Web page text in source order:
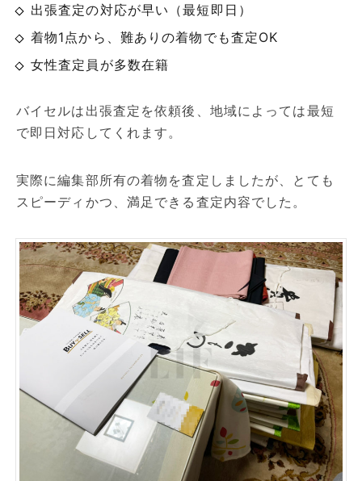
出張査定の対応が早い（最短即日）
着物1点から、難ありの着物でも査定OK
女性査定員が多数在籍
バイセルは出張査定を依頼後、地域によっては最短
で即日対応してくれます。
実際に編集部所有の着物を査定しましたが、とても
スピーディかつ、満足できる査定内容でした。